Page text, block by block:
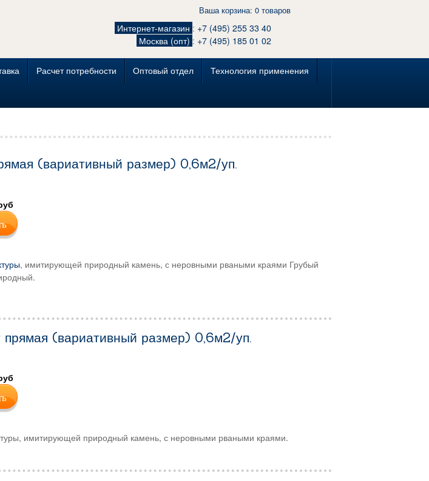
Ваша корзина: 0 товаров
Интернет-магазин : +7 (495) 255 33 40
Москва (опт) : +7 (495) 185 01 02
Расчет потребности Оптовый отдел Технология применения
(вариативный размер) 0,6м2/уп.
, имитирующей природный камень, с неровными рваными краями Грубый
прямая (вариативный размер) 0,6м2/уп.
имитирующей природный камень, с неровными рваными краями.